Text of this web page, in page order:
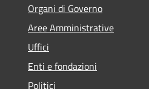
Organi di Governo
Aree Amministrative
Uffici
Enti e fondazioni
Politici